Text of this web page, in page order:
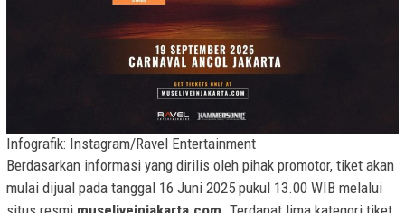
Infografik: Instagram/Ravel Entertainment
Berdasarkan informasi yang dirilis oleh pihak promotor, tiket akan
mulai dijual pada tanggal 16 Juni 2025 pukul 13.00 WIB melalui